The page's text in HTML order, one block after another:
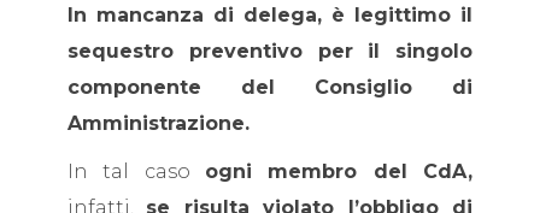
In mancanza di delega, è legittimo il
sequestro preventivo per il singolo
componente del Consiglio di
Amministrazione.
In tal caso ogni membro del CdA,
infatti, se risulta violato l’obbligo di